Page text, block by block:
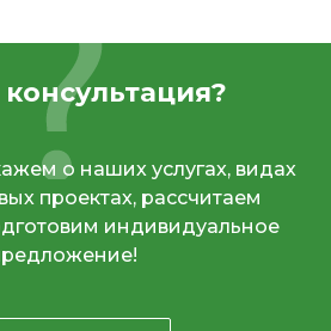
о наших услугах, видах
проектах, рассчитаем
индивидуальное